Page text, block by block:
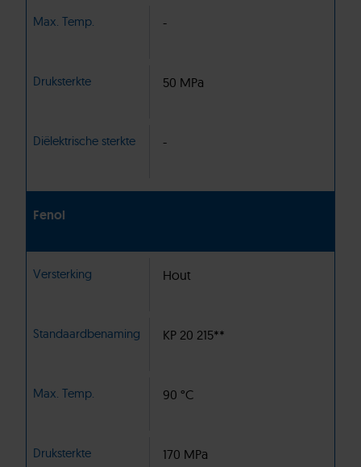
Max. Temp. -
Druksterkte 50 MPa
Diëlektrische sterkte -
Fenol
Versterking Hout
Standaardbenaming KP 20 215**
Max. Temp. 90 °C
Druksterkte 170 MPa